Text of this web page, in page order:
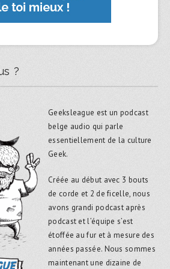
?
Geeksleague est un podcast
belge audio qui parle
essentiellement de la culture
Geek.
Créée au début avec 3 bouts
de corde et 2 de ficelle, nous
avons grandi podcast après
podcast et l’équipe s’est
étoffée au fur et à mesure des
années passée. Nous sommes
maintenant une dizaine de